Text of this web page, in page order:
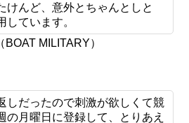
けんど、意外とちゃんとしと
しています。
MILITARY）
しだったので刺激が欲しくて競
の月曜日に登録して、とりあえ